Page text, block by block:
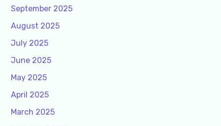
September 2025
August 2025
July 2025
June 2025
May 2025
April 2025
March 2025